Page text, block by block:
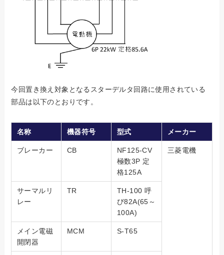
今回置き換え対象となるスターデルタ回路に使用されている
部品は以下のとおりです。
名称 機器符号 型式 メーカー
ブレーカー CB
NF125-CV
極数3P 定
格125A
三菱電機
サーマルリ
レー
TR
TH-100 呼
び82A(65～
100A)
メイン電磁
開閉器
MCM S-T65